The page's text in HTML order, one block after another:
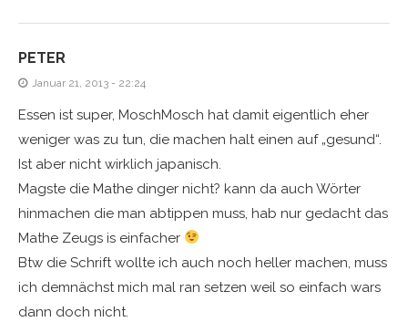
PETER
Januar 21, 2013 - 22:24
Essen ist super, MoschMosch hat damit eigentlich eher
weniger was zu tun, die machen halt einen auf „gesund“.
Ist aber nicht wirklich japanisch.
Magste die Mathe dinger nicht? kann da auch Wörter
hinmachen die man abtippen muss, hab nur gedacht das
Mathe Zeugs is einfacher
Btw die Schrift wollte ich auch noch heller machen, muss
ich demnächst mich mal ran setzen weil so einfach wars
dann doch nicht.